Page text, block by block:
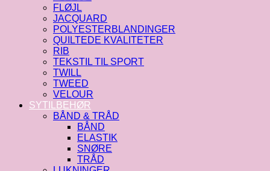
FLØJL
JACQUARD
POLYESTERBLANDINGER
QUILTEDE KVALITETER
RIB
TEKSTIL TIL SPORT
TWILL
TWEED
VELOUR
SYTILBEHØR
BÅND & TRÅD
BÅND
ELASTIK
SNØRE
TRÅD